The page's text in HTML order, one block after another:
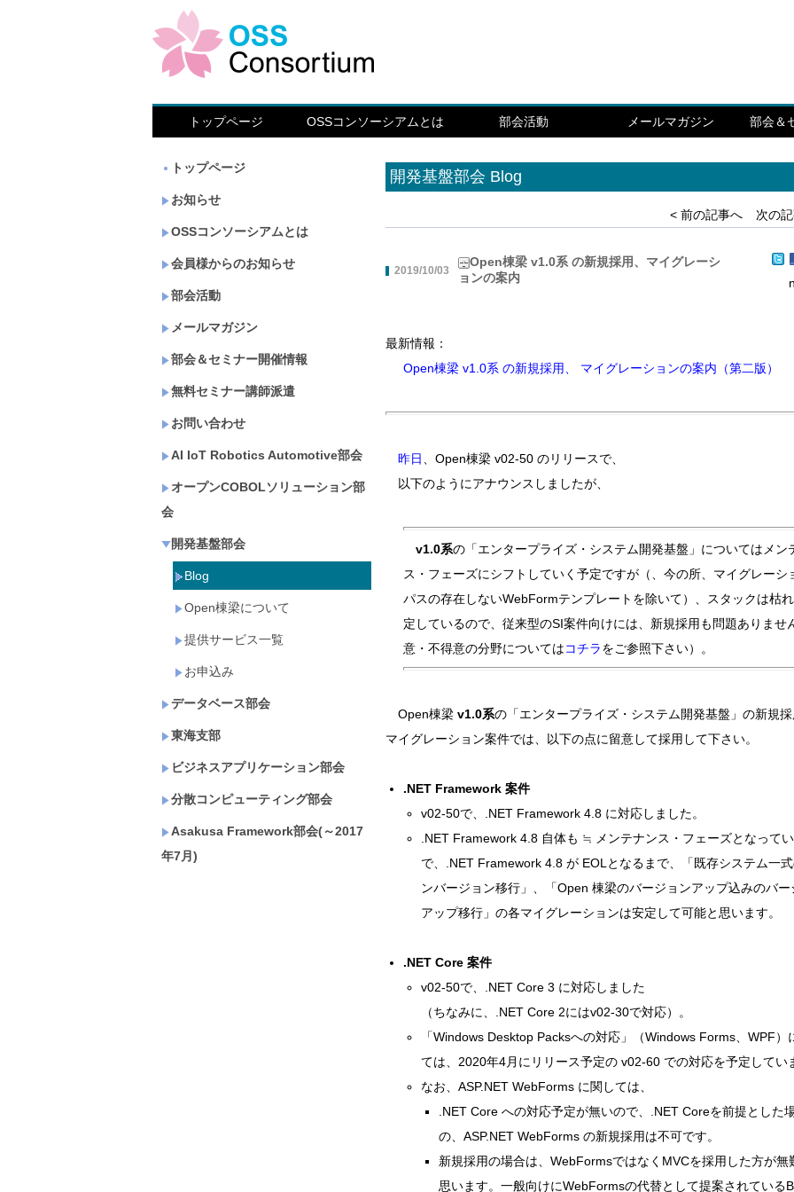
トップページ OSSコンソーシアムとは 部会活動 メールマガジン 部会＆
トップページ
お知らせ
OSSコンソーシアムとは
会員様からのお知らせ
部会活動
メールマガジン
部会＆セミナー開催情報
無料セミナー講師派遣
お問い合わせ
AI IoT Robotics Automotive部会
オープンCOBOLソリューション部
会
開発基盤部会
Blog
Open棟梁について
提供サービス一覧
お申込み
データベース部会
東海支部
ビジネスアプリケーション部会
分散コンピューティング部会
Asakusa Framework部会(～2017
年7月)
開発基盤部会 Blog
< 前の記事へ 次の
2019/10/03
Open棟梁 v1.0系 の新規採用、マイグレーシ
ョンの案内
最新情報：
Open棟梁 v1.0系 の新規採用、 マイグレーションの案内（第二版）
昨日
、Open棟梁 v02-50 のリリースで、
以下のようにアナウンスしましたが、
v1.0系の「エンタープライズ・システム開発基盤」についてはメン
ス・フェーズにシフトしていく予定ですが（、今の所、マイグレーシ
パスの存在しないWebFormテンプレートを除いて）、スタックは枯
定しているので、従来型のSI案件向けには、新規採用も問題ありませ
意・不得意の分野についてはコチラをご参照下さい）。
Open棟梁 v1.0系の「エンタープライズ・システム開発基盤」の新規採
マイグレーション案件では、以下の点に留意して採用して下さい。
.NET Framework 案件
v02-50で、.NET Framework 4.8 に対応しました。
.NET Framework 4.8 自体も ≒ メンテナンス・フェーズとなって
で、.NET Framework 4.8 が EOLとなるまで、「既存システム一式
ンバージョン移行」、「Open 棟梁のバージョンアップ込みのバー
アップ移行」の各マイグレーションは安定して可能と思います。
.NET Core 案件
v02-50で、.NET Core 3 に対応しました
（ちなみに、.NET Core 2にはv02-30で対応）。
「Windows Desktop Packsへの対応」（Windows Forms、WPF）
ては、2020年4月にリリース予定の v02-60 での対応を予定してい
なお、ASP.NET WebForms に関しては、
.NET Core への対応予定が無いので、.NET Coreを前提とした
の、ASP.NET WebForms の新規採用は不可です。
新規採用の場合は、WebFormsではなくMVCを採用した方が無
思います。一般向けにWebFormsの代替として提案されている